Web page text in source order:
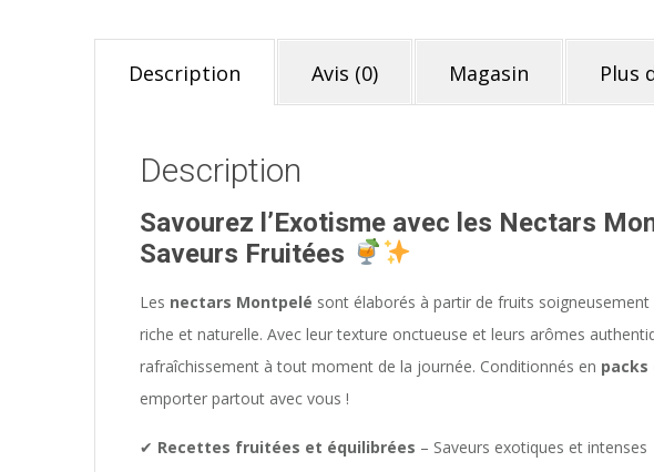
Description Avis (0) Magasin Plus
Description
Savourez l’Exotisme avec les Nectars
Saveurs Fruitées
Les nectars Montpelé sont élaborés à partir de fruits
riche et naturelle. Avec leur texture onctueuse et leurs arômes
rafraîchissement à tout moment de la journée. Conditionnés en packs
emporter partout avec vous !
✔ Recettes fruitées et équilibrées – Saveurs exotiques et intenses